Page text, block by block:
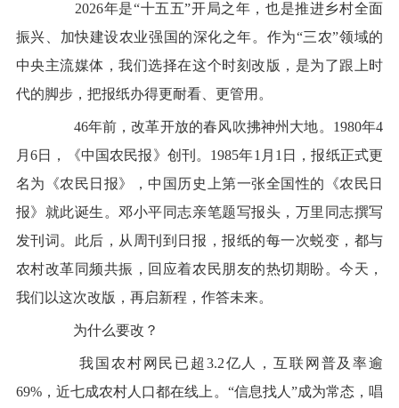
2026年是“十五五”开局之年，也是推进乡村全面
振兴、加快建设农业强国的深化之年。作为“三农”领域的
中央主流媒体，我们选择在这个时刻改版，是为了跟上时
代的脚步，把报纸办得更耐看、更管用。
46年前，改革开放的春风吹拂神州大地。1980年4
月6日，《中国农民报》创刊。1985年1月1日，报纸正式更
名为《农民日报》，中国历史上第一张全国性的《农民日
报》就此诞生。邓小平同志亲笔题写报头，万里同志撰写
发刊词。此后，从周刊到日报，报纸的每一次蜕变，都与
农村改革同频共振，回应着农民朋友的热切期盼。今天，
我们以这次改版，再启新程，作答未来。
为什么要改？
我国农村网民已超3.2亿人，互联网普及率逾
69%，近七成农村人口都在线上。“信息找人”成为常态，唱